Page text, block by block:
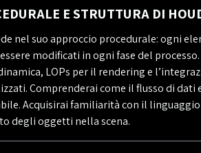
E STRUTTURA DI
nel suo approccio procedurale: ogni
modificati in ogni fase del
LOPs per il rendering e
Comprenderai come il flusso di
Acquisirai familiarità con il linguaggio
degli oggetti nella scena.